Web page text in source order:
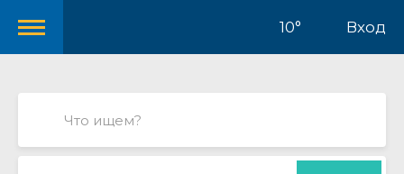
10° Вход